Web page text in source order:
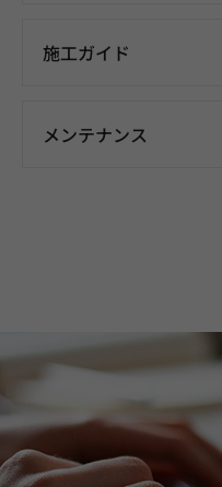
施工ガイド
メンテナンス